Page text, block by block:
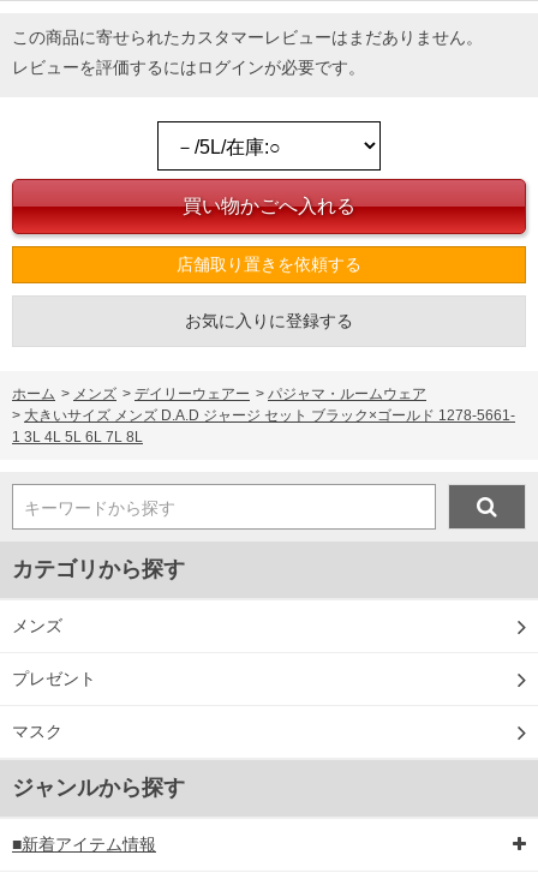
この商品に寄せられたカスタマーレビューはまだありません。
レビューを評価するにはログインが必要です。
店舗取り置きを依頼する
お気に入りに登録する
ホーム > メンズ > デイリーウェアー > パジャマ・ルームウェア
> 大きいサイズ メンズ D.A.D ジャージ セット ブラック×ゴールド 1278-5661-
1 3L 4L 5L 6L 7L 8L
キーワードから探す
カテゴリから探す
メンズ
プレゼント
マスク
ジャンルから探す
■新着アイテム情報